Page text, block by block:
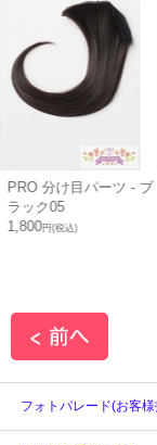
PRO 刈り上げパーツ -
ブラック05
2,000円(税込)
フォトパレード(お客